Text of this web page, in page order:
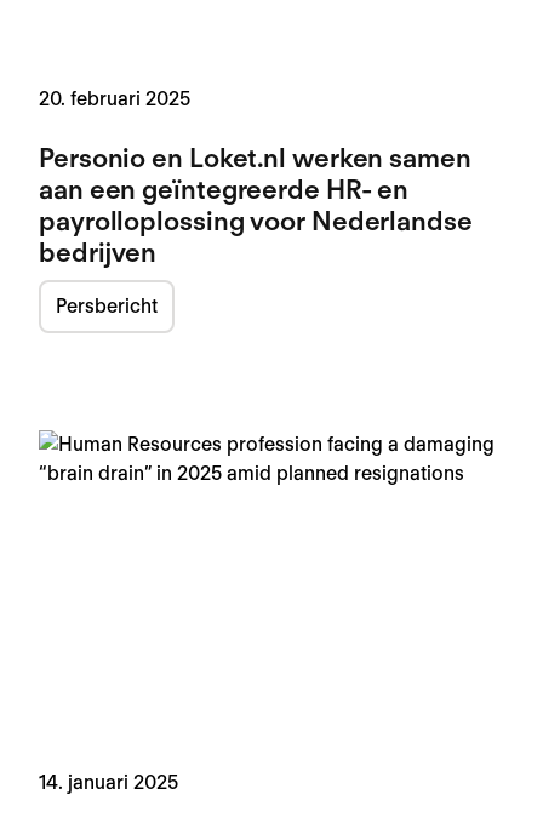
20. februari 2025
Personio en Loket.nl werken samen
aan een geïntegreerde HR- en
payrolloplossing voor Nederlandse
bedrijven
Persbericht
14. januari 2025